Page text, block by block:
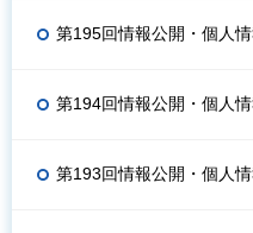
第195回情報公開・個人
第194回情報公開・個人
第193回情報公開・個人